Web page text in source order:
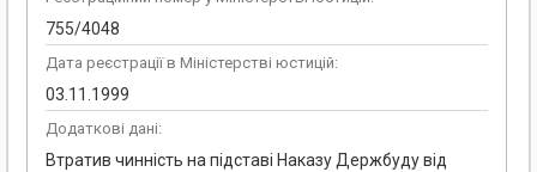
755/4048
Дата реєстрації в Міністерстві юстицій:
03.11.1999
Додаткові дані:
Втратив чинність на підставі Наказу Держбуду від